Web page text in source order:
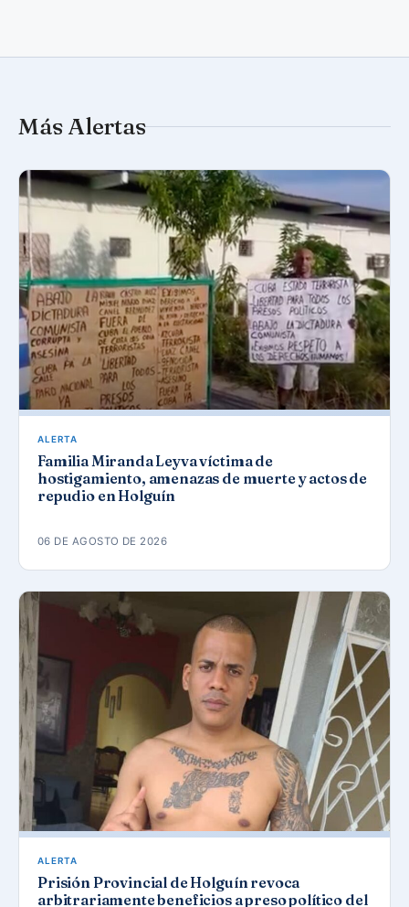
Más Alertas
ALERTA
Familia Miranda Leyva víctima de
hostigamiento, amenazas de muerte y actos de
repudio en Holguín
06 DE AGOSTO DE 2026
ALERTA
Prisión Provincial de Holguín revoca
arbitrariamente beneficios a preso político del